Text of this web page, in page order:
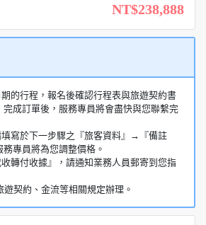
NT$238,888
的行程，報名後確認行程表與旅遊契約書
完成訂單後，服務專員將會盡快與您聯繫完
寫於下一步驟之『旅客資料』→『備註
專員將為您調整價格。
轉付收據』，請通知業務人員郵寄到您指
契約、金流等相關規定辦理。